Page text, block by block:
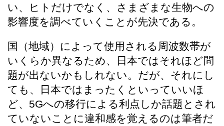
い、ヒトだけでなく、さまざまな生物への
影響度を調べていくことが先決である。
国（地域）によって使用される周波数帯が
いくらか異なるため、日本ではそれほど問
題が出ないかもしれない。だが、それにし
ても、日本ではまったくといっていいほ
ど、5Gへの移行による利点しか話題とされ
ていないことに違和感を覚えるのは筆者だ